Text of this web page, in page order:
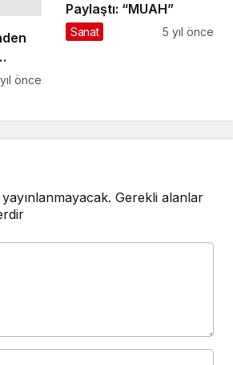
önce
Paylaştı: “MUAH”
Sanat 5 yıl önce
Gerekli alanlar